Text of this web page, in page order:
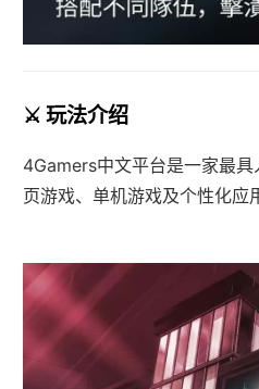
⚔️ 玩法介绍
4Gamers中文平台是一家最
页游戏、单机游戏及个性化应